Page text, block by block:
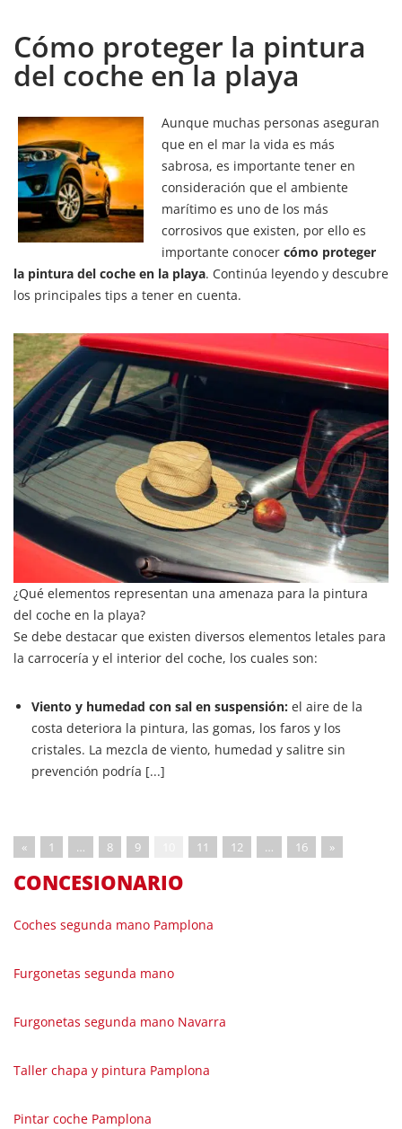
Cómo proteger la pintura
del coche en la playa
Aunque muchas personas aseguran
que en el mar la vida es más
sabrosa, es importante tener en
consideración que el ambiente
marítimo es uno de los más
corrosivos que existen, por ello es
importante conocer cómo proteger
la pintura del coche en la playa. Continúa leyendo y descubre
los principales tips a tener en cuenta.
¿Qué elementos representan una amenaza para la pintura
del coche en la playa?
Se debe destacar que existen diversos elementos letales para
la carrocería y el interior del coche, los cuales son:
Viento y humedad con sal en suspensión: el aire de la
costa deteriora la pintura, las gomas, los faros y los
cristales. La mezcla de viento, humedad y salitre sin
prevención podría [...]
« 1 … 8 9 11 12 … 16 »
CONCESIONARIO
Coches segunda mano Pamplona
Furgonetas segunda mano
Furgonetas segunda mano Navarra
Taller chapa y pintura Pamplona
Pintar coche Pamplona